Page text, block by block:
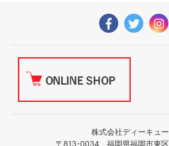
株式会社ディーキュ
〒813-0034 福岡県福岡市東